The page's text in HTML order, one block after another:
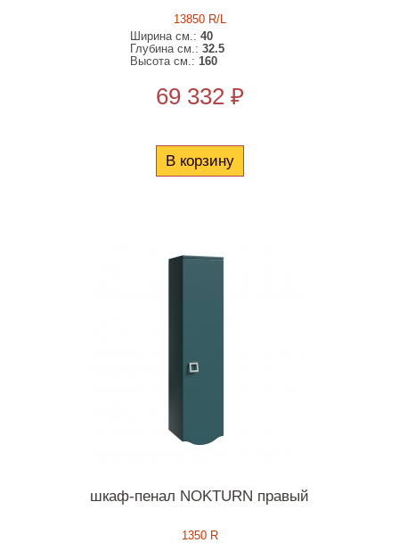
13850 R/L
Ширина см.:40
Глубина см.:32.5
Высота см.:160
69 332 ₽
В корзину
шкаф-пенал NOKTURN правый
1350 R